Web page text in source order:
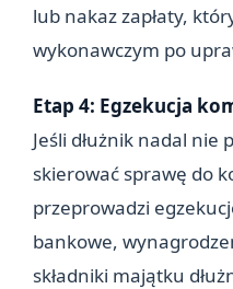
lub nakaz zapłaty,
wykonawczym po
Etap 4: Egzekucja
Jeśli dłużnik nadal nie
skierować sprawę do
przeprowadzi
bankowe,
składniki majątku